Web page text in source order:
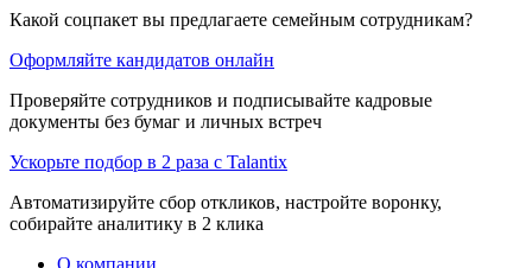
Какой соцпакет вы предлагаете семейным сотрудникам?
Оформляйте кандидатов онлайн
Проверяйте сотрудников и подписывайте кадровые
документы без бумаг и личных встреч
Ускорьте подбор в 2 раза с Talantix
Автоматизируйте сбор откликов, настройте воронку,
собирайте аналитику в 2 клика
О компании